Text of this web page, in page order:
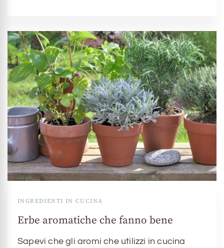
INGREDIENTI IN CUCINA
Erbe aromatiche che fanno bene
Sapevi che gli aromi che utilizzi in cucina